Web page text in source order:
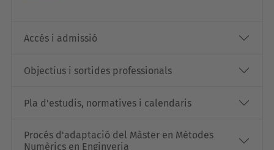
Accés i admissió
Objectius i sortides professionals
Pla d'estudis, normatives i calendaris
Procés d'adaptació del Màster en Mètodes
Numèrics en Enginyeria